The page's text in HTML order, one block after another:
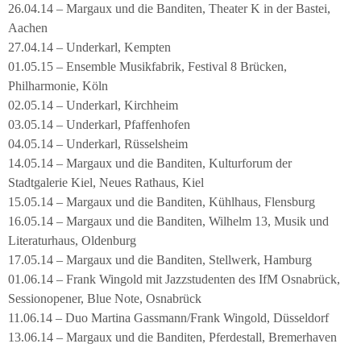
26.04.14 – Margaux und die Banditen, Theater K in der Bastei,
Aachen
27.04.14 – Underkarl, Kempten
01.05.15 – Ensemble Musikfabrik, Festival 8 Brücken,
Philharmonie, Köln
02.05.14 – Underkarl, Kirchheim
03.05.14 – Underkarl, Pfaffenhofen
04.05.14 – Underkarl, Rüsselsheim
14.05.14 – Margaux und die Banditen, Kulturforum der
Stadtgalerie Kiel, Neues Rathaus, Kiel
15.05.14 – Margaux und die Banditen, Kühlhaus, Flensburg
16.05.14 – Margaux und die Banditen, Wilhelm 13, Musik und
Literaturhaus, Oldenburg
17.05.14 – Margaux und die Banditen, Stellwerk, Hamburg
01.06.14 – Frank Wingold mit Jazzstudenten des IfM Osnabrück,
Sessionopener, Blue Note, Osnabrück
11.06.14 – Duo Martina Gassmann/Frank Wingold, Düsseldorf
13.06.14 – Margaux und die Banditen, Pferdestall, Bremerhaven